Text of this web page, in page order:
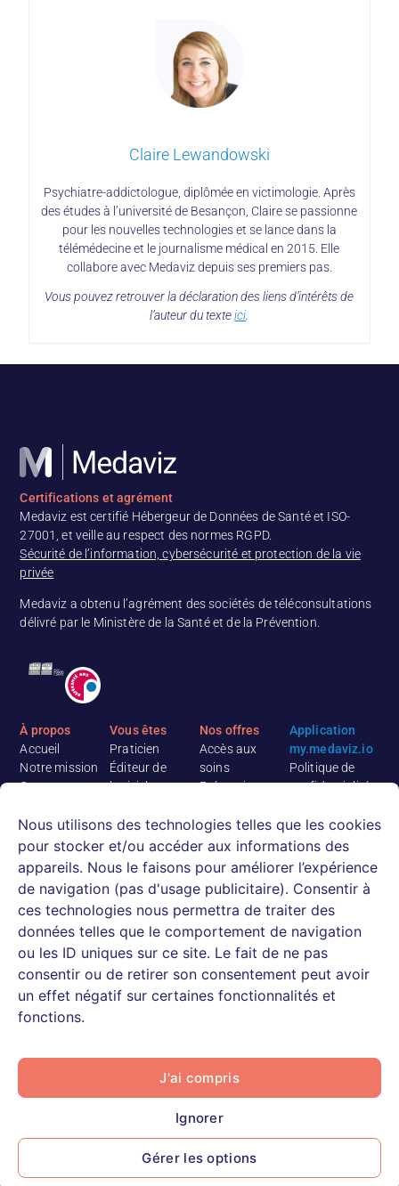
Nous utilisons des technologies telles que les cookies
pour stocker et/ou accéder aux informations des
appareils. Nous le faisons pour améliorer l’expérience
de navigation (pas d'usage publicitaire). Consentir à
ces technologies nous permettra de traiter des
données telles que le comportement de navigation
ou les ID uniques sur ce site. Le fait de ne pas
consentir ou de retirer son consentement peut avoir
un effet négatif sur certaines fonctionnalités et
fonctions.
J'ai compris
Ignorer
Gérer les options
Claire Lewandowski
Psychiatre-addictologue, diplômée en victimologie. Après
des études à l’université de Besançon, Claire se passionne
pour les nouvelles technologies et se lance dans la
télémédecine et le journalisme médical en 2015. Elle
collabore avec Medaviz depuis ses premiers pas.
Vous pouvez retrouver la déclaration des liens d’intérêts de
l’auteur du texteici.
Certifications et agrément
Medaviz est certifié Hébergeur de Données de Santé et ISO-
27001, et veille au respect des normes RGPD.
Sécurité de l’information, cybersécurité et protection de la vie
privée
Medaviz a obtenu l’agrément des sociétés de téléconsultations
délivré par le Ministère de la Santé et de la Prévention.
À propos
Accueil
Notre mission
Contact
recrute
Rejoignez notre
médicale
Vous êtes
Praticien
Éditeur de
logiciel
médico-social
Mutuelle,
assureur,
courtier
CPTS, cabinets
infirmiers
Patient
Nos offres
Accès aux
soins
Prévention
téléconsultation
Ressources
Actualités
Livres blancs
Webinaires et
replays
Centre d’aide
patients
Application
my.medaviz.io
Politique de
confidentialité
Générales
d’Utilisation
Podalire ©2026, Tous droits réservés
Données personnelles
Signaler un contenu illicite
Mentions légales
Plan du site